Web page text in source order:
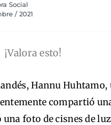
Social
/ 2021
¡Valora esto!
Hannu Huhtamo,
compartió
una foto de cisnes de